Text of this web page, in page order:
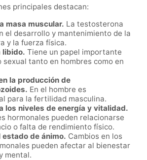
principales destacan:
masa muscular. La testosterona
el desarrollo y mantenimiento de la
y la fuerza física.
libido. Tiene un papel importante
sexual tanto en hombres como en
la producción de
En el hombre es
para la fertilidad masculina.
los niveles de energía y vitalidad.
hormonales pueden relacionarse
o falta de rendimiento físico.
estado de ánimo. Cambios en los
pueden afectar al bienestar
mental.